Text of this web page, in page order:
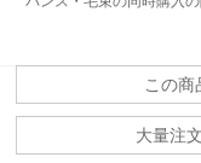
この商
大量注